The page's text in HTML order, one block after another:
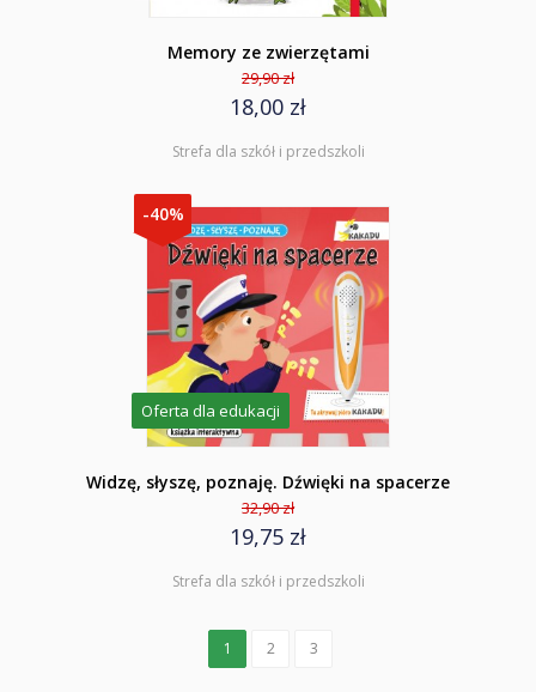
Memory ze zwierzętami
29,90 zł
18,00 zł
Strefa dla szkół i przedszkoli
-40%
Oferta dla edukacji
Widzę, słyszę, poznaję. Dźwięki na spacerze
32,90 zł
19,75 zł
Strefa dla szkół i przedszkoli
1 2 3